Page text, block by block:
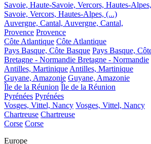
Savoie, Haute-Savoie, Vercors, Hautes-
Savoie, Vercors, Hautes-Alpes, (...)
Auvergne, Cantal, Auvergne, Cantal,
Provence Provence
Côte Atlantique Côte Atlantique
Pays Basque, Côte Basque Pays Basque,
Bretagne - Normandie Bretagne - Normandie
Antilles, MartiniqueAntilles, Martinique
Guyane, Amazonie Guyane, Amazonie
Île de la Réunion Île de la Réunion
Pyrénées Pyrénées
Vosges, Vittel, Nancy Vosges, Vittel, Nancy
Chartreuse Chartreuse
Corse Corse
Europe